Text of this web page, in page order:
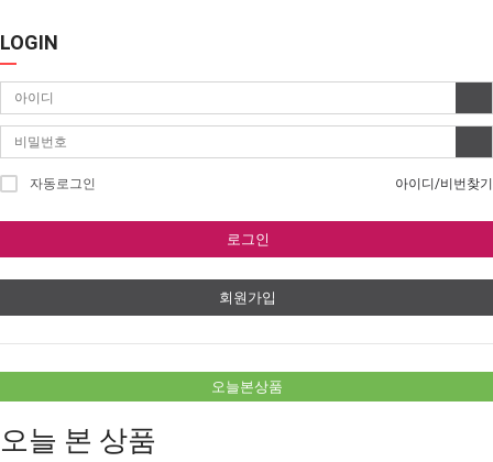
LOGIN
자동로그인 아이디/비번찾기
로그인
회원가입
오늘본상품
오늘 본 상품